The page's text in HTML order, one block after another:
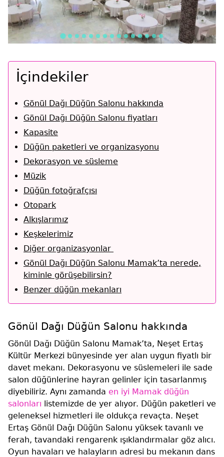
İçindekiler
Gönül Dağı Düğün Salonu hakkında
Gönül Dağı Düğün Salonu fiyatları
Kapasite
Düğün paketleri ve organizasyonu
Dekorasyon ve süsleme
Müzik
Düğün fotoğrafçısı
Otopark
Alkışlarımız
Keşkelerimiz
Diğer organizasyonlar
Gönül Dağı Düğün Salonu Mamak’ta nerede,
kiminle görüşebilirsin?
Benzer düğün mekanları
Gönül Dağı Düğün Salonu hakkında
Gönül Dağı Düğün Salonu Mamak’ta, Neşet Ertaş
Kültür Merkezi bünyesinde yer alan uygun fiyatlı bir
davet mekanı. Dekorasyonu ve süslemeleri ile sade
salon düğünlerine hayran gelinler için tasarlanmış
diyebiliriz. Aynı zamanda en iyi Mamak düğün
salonları listemizde de yer alıyor. Düğün paketleri ve
geleneksel hizmetleri ile oldukça revaçta. Neşet
Ertaş Gönül Dağı Düğün Salonu yüksek tavanlı ve
ferah, tavandaki rengarenk ışıklandırmalar göz alıcı.
Oyun havaları ve halayların adresi bu mekanın dans